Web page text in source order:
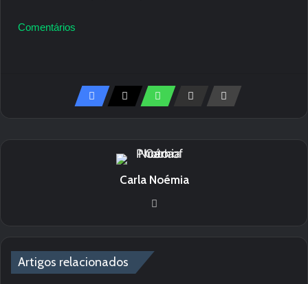
Comentários
Carla Noémia
Artigos relacionados